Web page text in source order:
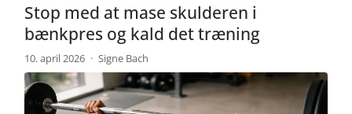
Stop med at mase skulderen i
bænkpres og kald det træning
10. april 2026 · Signe Bach